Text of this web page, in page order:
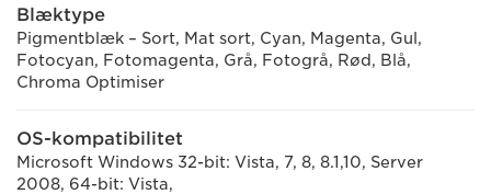
Blæktype
Pigmentblæk – Sort, Mat sort, Cyan, Magenta, Gul,
Fotocyan, Fotomagenta, Grå, Fotogrå, Rød, Blå,
Chroma Optimiser
OS-kompatibilitet
Microsoft Windows 32-bit: Vista, 7, 8, 8.1,10, Server
2008, 64-bit: Vista,